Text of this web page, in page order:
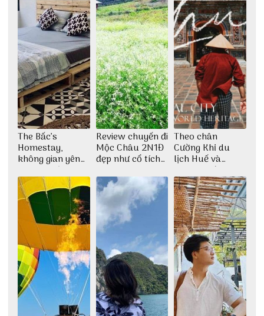
The Bấc’s
Homestay,
không gian yên
bình tại Hòn Sơn
Review chuyến đi
Mộc Châu 2N1Đ
đẹp như cổ tích
Thu Hà
Theo chân
Cường Khỉ du
lịch Huế và
check-in đúng
những góc chụp
đẹp